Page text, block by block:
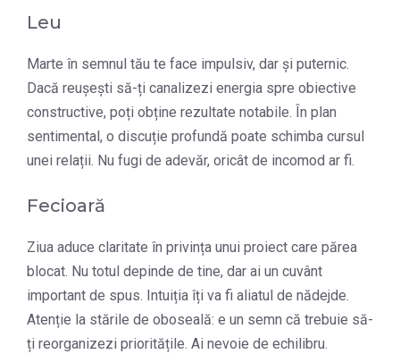
Leu
Marte în semnul tău te face impulsiv, dar și puternic.
Dacă reușești să-ți canalizezi energia spre obiective
constructive, poți obține rezultate notabile. În plan
sentimental, o discuție profundă poate schimba cursul
unei relații. Nu fugi de adevăr, oricât de incomod ar fi.
Fecioară
Ziua aduce claritate în privința unui proiect care părea
blocat. Nu totul depinde de tine, dar ai un cuvânt
important de spus. Intuiția îți va fi aliatul de nădejde.
Atenție la stările de oboseală: e un semn că trebuie să-
ți reorganizezi prioritățile. Ai nevoie de echilibru.